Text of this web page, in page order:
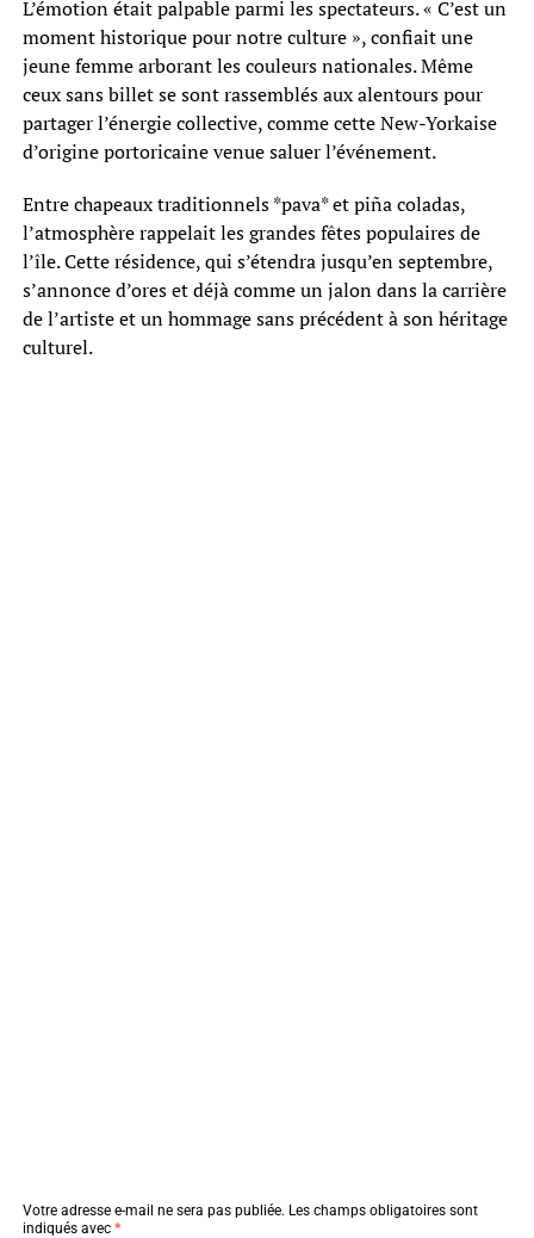
L’émotion était palpable parmi les spectateurs. « C’est un
moment historique pour notre culture », confiait une
jeune femme arborant les couleurs nationales. Même
ceux sans billet se sont rassemblés aux alentours pour
partager l’énergie collective, comme cette New-Yorkaise
d’origine portoricaine venue saluer l’événement.
Entre chapeaux traditionnels *pava* et piña coladas,
l’atmosphère rappelait les grandes fêtes populaires de
l’île. Cette résidence, qui s’étendra jusqu’en septembre,
s’annonce d’ores et déjà comme un jalon dans la carrière
de l’artiste et un hommage sans précédent à son héritage
culturel.
Votre adresse e-mail ne sera pas publiée. Les champs obligatoires sont
indiqués avec *